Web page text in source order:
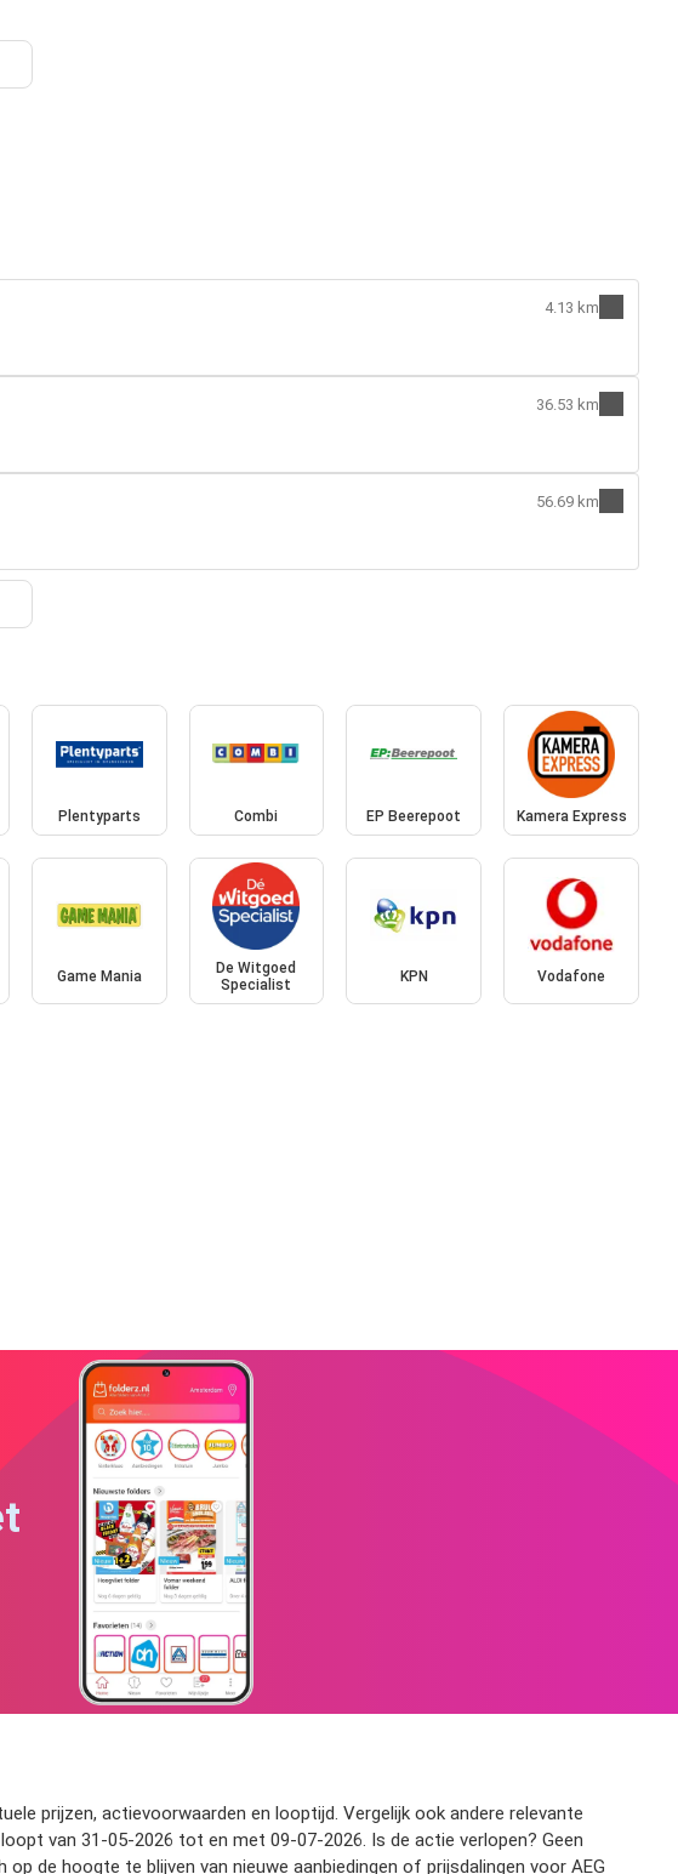
4.13 km
36.53 km
56.69 km
Plentyparts Combi EP Beerepoot Kamera Express
Game Mania
De Witgoed
Specialist
KPN Vodafone
prijzen, actievoorwaarden en looptijd. Vergelijk ook andere relevante
van 31-05-2026 tot en met 09-07-2026. Is de actie verlopen? Geen
de hoogte te blijven van nieuwe aanbiedingen of prijsdalingen voor AEG